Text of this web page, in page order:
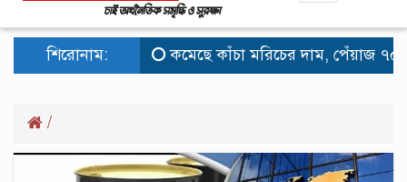
শিরোনাম: কমেছে কাঁচা মরিচের দাম, পেঁয়াজ ৭০
/